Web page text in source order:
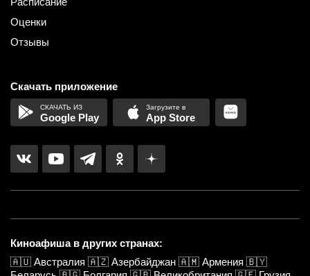
Оценки
Отзывы
Скачать приложение
Google Play App Store
Киноафиша в других странах:
🇦🇺 Австралия 🇦🇿 Азербайджан 🇦🇲 Армения 🇧🇾